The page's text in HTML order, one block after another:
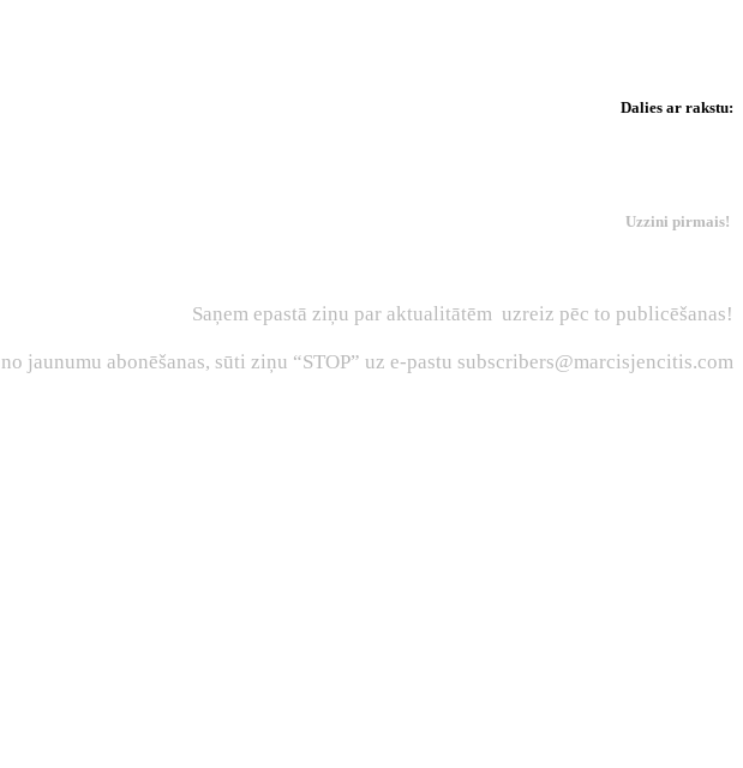
Dalies ar rakstu:
Uzzini pirmais!
Saņem epastā ziņu par aktualitātēm uzreiz pēc to publicēšanas!
jaunumu abonēšanas, sūti ziņu “STOP” uz e-pastu subscribers@marcisjencitis.com